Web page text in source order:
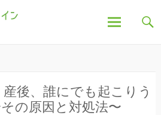
産婦人科オンラインジ
安や疑問、出産について、産後の豆知識など、全記
事を産婦人科医・助産師が執筆し、わかりやすく解
ン
ツ
産後、誰にでも起こりう
の原因と対処法〜